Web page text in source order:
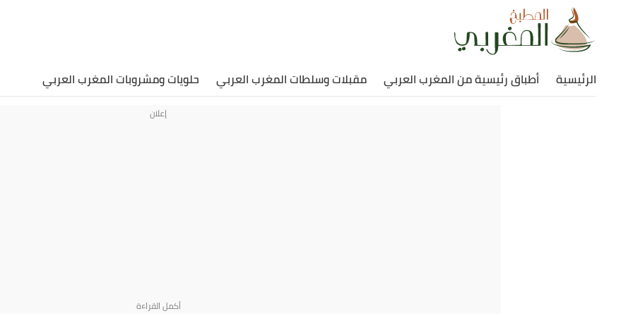
الرئيسية أطباق رئيسية من المغرب العربي مقبلات وسلطات المغرب العربي حلويات ومشروبات المغرب العربي